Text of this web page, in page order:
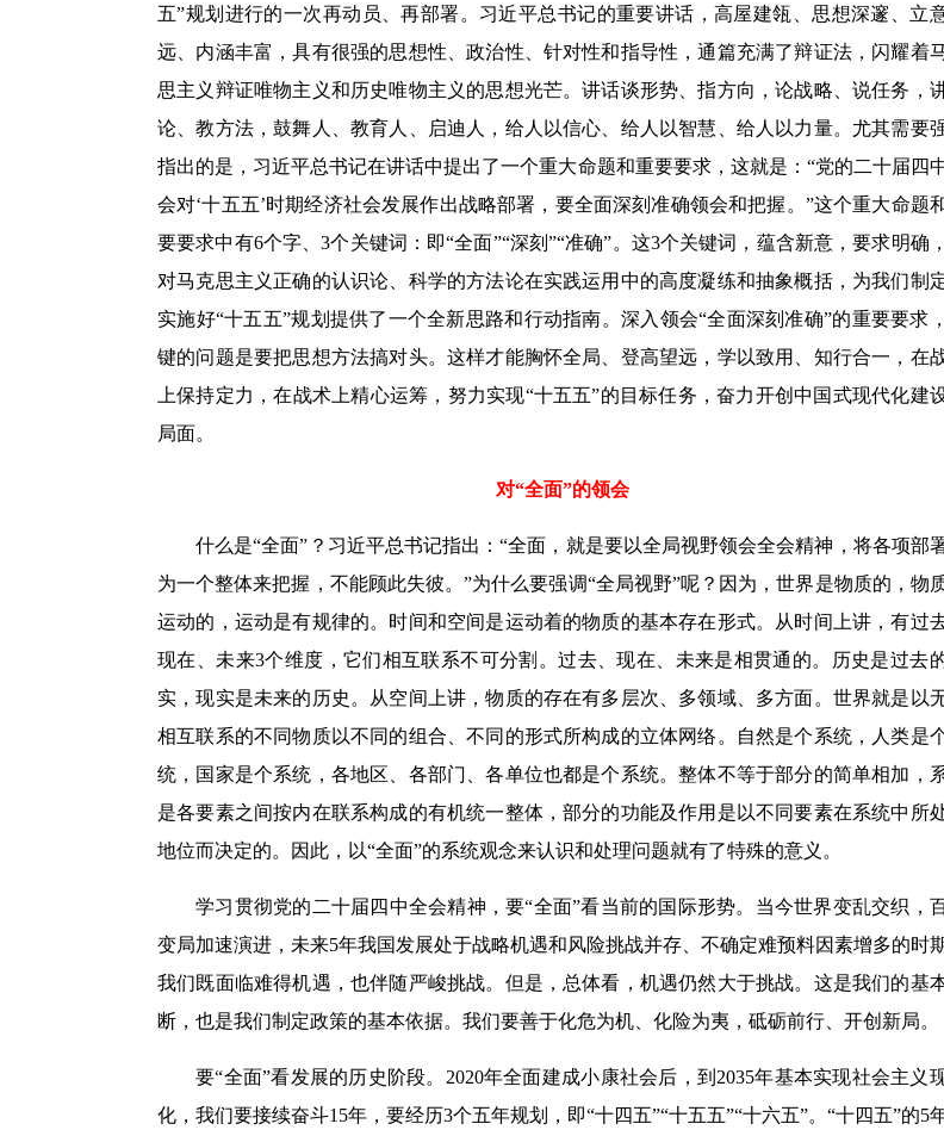
五”规划进行的一次再动员、再部署。习近平总书记的重要讲话，高屋建瓴、思想深邃、立
远、内涵丰富，具有很强的思想性、政治性、针对性和指导性，通篇充满了辩证法，闪耀着
思主义辩证唯物主义和历史唯物主义的思想光芒。讲话谈形势、指方向，论战略、说任务，
论、教方法，鼓舞人、教育人、启迪人，给人以信心、给人以智慧、给人以力量。尤其需要
指出的是，习近平总书记在讲话中提出了一个重大命题和重要要求，这就是：“党的二十届四
会对‘十五五’时期经济社会发展作出战略部署，要全面深刻准确领会和把握。”这个重大命题
要要求中有6个字、3个关键词：即“全面”“深刻”“准确”。这3个关键词，蕴含新意，要求明确
对马克思主义正确的认识论、科学的方法论在实践运用中的高度凝练和抽象概括，为我们制
实施好“十五五”规划提供了一个全新思路和行动指南。深入领会“全面深刻准确”的重要要求
键的问题是要把思想方法搞对头。这样才能胸怀全局、登高望远，学以致用、知行合一，在
上保持定力，在战术上精心运筹，努力实现“十五五”的目标任务，奋力开创中国式现代化建
局面。
对“全面”的领会
什么是“全面”？习近平总书记指出：“全面，就是要以全局视野领会全会精神，将各项部
为一个整体来把握，不能顾此失彼。”为什么要强调“全局视野”呢？因为，世界是物质的，物
运动的，运动是有规律的。时间和空间是运动着的物质的基本存在形式。从时间上讲，有过去
现在、未来3个维度，它们相互联系不可分割。过去、现在、未来是相贯通的。历史是过去
实，现实是未来的历史。从空间上讲，物质的存在有多层次、多领域、多方面。世界就是以
相互联系的不同物质以不同的组合、不同的形式所构成的立体网络。自然是个系统，人类是
统，国家是个系统，各地区、各部门、各单位也都是个系统。整体不等于部分的简单相加，
是各要素之间按内在联系构成的有机统一整体，部分的功能及作用是以不同要素在系统中所
地位而决定的。因此，以“全面”的系统观念来认识和处理问题就有了特殊的意义。
学习贯彻党的二十届四中全会精神，要“全面”看当前的国际形势。当今世界变乱交织，
变局加速演进，未来5年我国发展处于战略机遇和风险挑战并存、不确定难预料因素增多的时期
我们既面临难得机遇，也伴随严峻挑战。但是，总体看，机遇仍然大于挑战。这是我们的基
断，也是我们制定政策的基本依据。我们要善于化危为机、化险为夷，砥砺前行、开创新局。
要“全面”看发展的历史阶段。2020年全面建成小康社会后，到2035年基本实现社会主义
化，我们要接续奋斗15年，要经历3个五年规划，即“十四五”“十五五”“十六五”。“十四五”的5